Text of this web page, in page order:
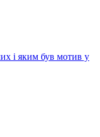
і яким був мотив у